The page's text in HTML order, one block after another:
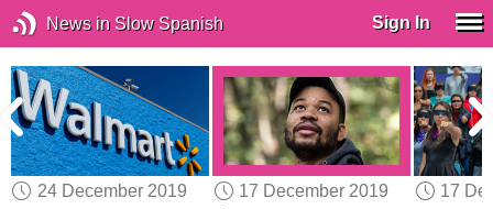
News in Slow Spanish Sign In
24 December 2019
17 December 2019
17